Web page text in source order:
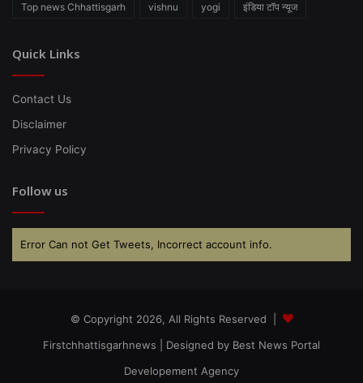
Top news Chhattisgarh vishnu yogi इंडिया टॉप न्यूज
Quick Links
Contact Us
Disclaimer
Privacy Policy
Follow us
Error Can not Get Tweets, Incorrect account info.
© Copyright 2026, All Rights Reserved |
Firstchhattisgarhnews | Designed by Best News Portal
Developement Agency